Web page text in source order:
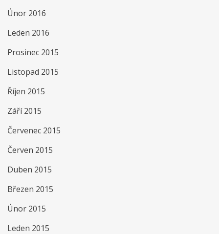
Únor 2016
Leden 2016
Prosinec 2015
Listopad 2015
Říjen 2015
Září 2015
Červenec 2015
Červen 2015
Duben 2015
Březen 2015
Únor 2015
Leden 2015